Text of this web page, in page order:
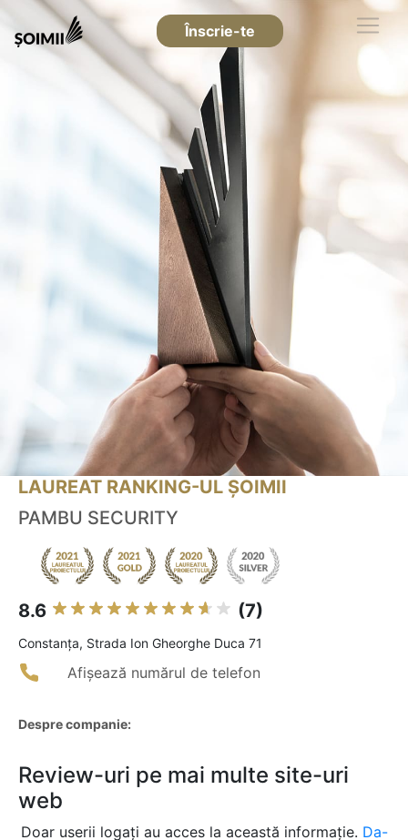
Înscrie-te
LAUREAT RANKING-UL ȘOIMII
PAMBU SECURITY
8.6 (7)
Constanţa, Strada Ion Gheorghe Duca 71
Afișează numărul de telefon
Despre companie:
Review-uri pe mai multe site-uri
web
Doar userii logați au acces la această informație. Da-